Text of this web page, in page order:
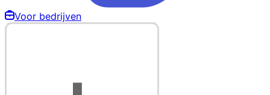
Voor bedrijven